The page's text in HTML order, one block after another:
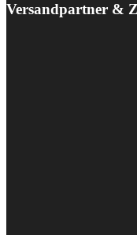
Versandpartner &